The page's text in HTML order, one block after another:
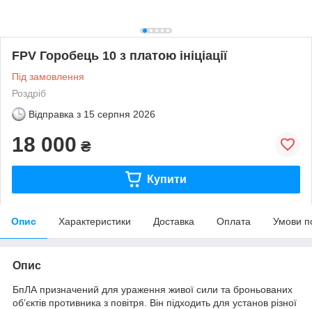
FPV Горобець 10 з платою ініціації
Під замовлення
Роздріб
Відправка з 15 серпня 2026
18 000 ₴
Купити
Опис Характеристики Доставка Оплата Умови
Опис
БпЛА призначений для ураження живої сили та броньованих
обʼєктів противника з повітря. Він підходить для установ різної